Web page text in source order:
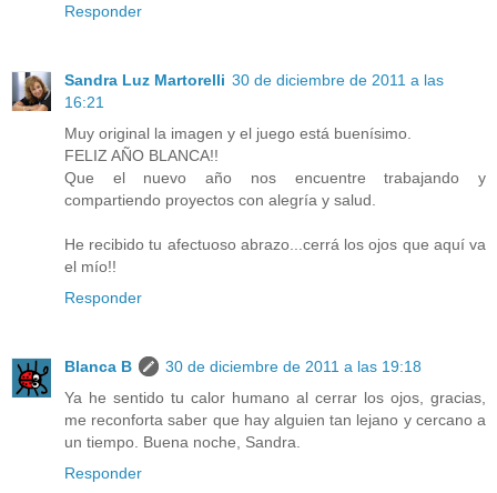
Responder
Sandra Luz Martorelli 30 de diciembre de 2011 a las
16:21
Muy original la imagen y el juego está buenísimo.
FELIZ AÑO BLANCA!!
Que el nuevo año nos encuentre trabajando y
compartiendo proyectos con alegría y salud.
He recibido tu afectuoso abrazo...cerrá los ojos que aquí va
el mío!!
Responder
Blanca B
30 de diciembre de 2011 a las 19:18
Ya he sentido tu calor humano al cerrar los ojos, gracias,
me reconforta saber que hay alguien tan lejano y cercano a
un tiempo. Buena noche, Sandra.
Responder